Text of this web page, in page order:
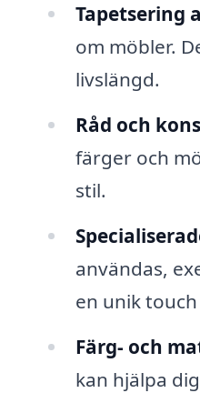
Tapetsering
om möbler.
livslängd.
Råd och
färger och
stil.
användas,
en unik
Färg- och
kan hjälpa